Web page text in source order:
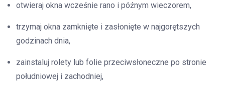
otwieraj okna wcześnie rano i późnym wieczorem,
trzymaj okna zamknięte i zasłonięte w najgorętszych
godzinach dnia,
zainstaluj rolety lub folie przeciwsłoneczne po stronie
południowej i zachodniej,